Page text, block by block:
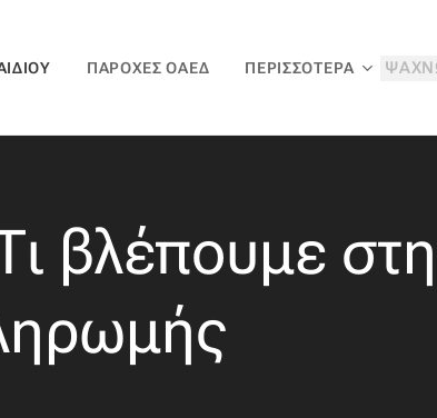
ΠΑΡΟΧΈΣ ΟΑΕΔ ΠΕΡΙΣΣΌΤΕΡΑ
βλέπουμε